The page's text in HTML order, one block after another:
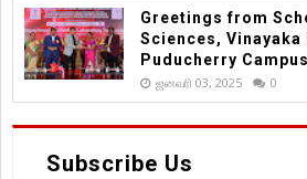
Greetings from
Sciences, Vinayaka
Puducherry
ஜனவரி 03, 2025 0
Subscribe Us